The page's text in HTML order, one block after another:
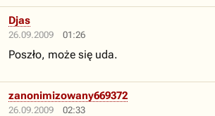
26.09.2009 01:26
Djas
Poszło, może się uda.
26.09.2009 02:33
zanonimizowany669372